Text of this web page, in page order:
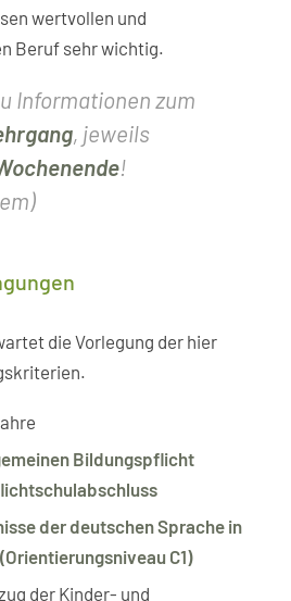
wertvollen und
Beruf sehr wichtig.
Informationen zum
, jeweils
!
die Vorlegung der hier
Bildungspflicht
der deutschen Sprache in
C1)
der Kinder- und